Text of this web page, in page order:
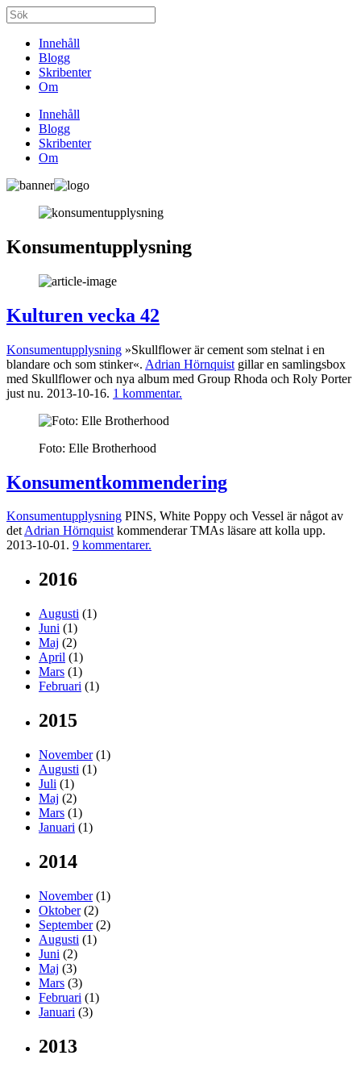
Innehåll
Blogg
Skribenter
Om
Innehåll
Blogg
Skribenter
Om
Konsumentupplysning
Kulturen vecka 42
Konsumentupplysning »Skullflower är cement som stelnat i en
blandare och som stinker«. Adrian Hörnquist gillar en samlingsbox
med Skullflower och nya album med Group Rhoda och Roly Porter
just nu. 2013-10-16. 1 kommentar.
Foto: Elle Brotherhood
Konsumentkommendering
Konsumentupplysning PINS, White Poppy och Vessel är något av
detAdrian Hörnquistkommenderar TMAs läsare att kolla upp.
2013-10-01. 9 kommentarer.
2016
Augusti (1)
Juni (1)
Maj (2)
April (1)
Mars (1)
Februari (1)
2015
November (1)
Augusti (1)
Juli (1)
Maj (2)
Mars (1)
Januari (1)
2014
November (1)
Oktober (2)
September (2)
Augusti (1)
Juni (2)
Maj (3)
Mars (3)
Februari (1)
Januari (3)
2013